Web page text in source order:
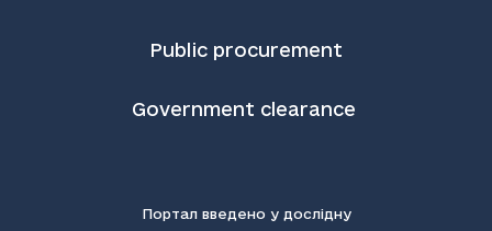
Public procurement
Government clearance
Портал введено у дослідну